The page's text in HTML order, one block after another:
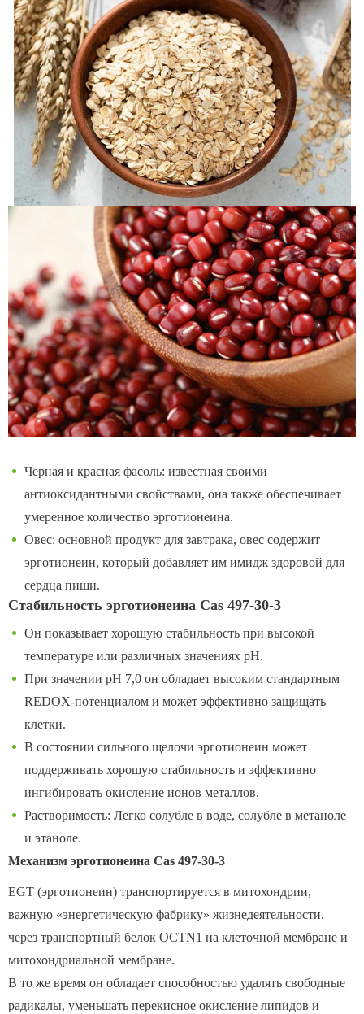
Черная и красная фасоль: известная своими
антиоксидантными свойствами, она также обеспечивает
умеренное количество эрготионеина.
Овес: основной продукт для завтрака, овес содержит
эрготионеин, который добавляет им имидж здоровой для
сердца пищи.
Стабильность эрготионеина Cas 497-30-3
Он показывает хорошую стабильность при высокой
температуре или различных значениях pH.
При значении pH 7,0 он обладает высоким стандартным
REDOX-потенциалом и может эффективно защищать
клетки.
В состоянии сильного щелочи эрготионеин может
поддерживать хорошую стабильность и эффективно
ингибировать окисление ионов металлов.
Растворимость: Легко солубле в воде, солубле в метаноле
и этаноле.
Механизм эрготионеина Cas 497-30-3
EGT (эрготионеин) транспортируется в митохондрии,
важную «энергетическую фабрику» жизнедеятельности,
через транспортный белок OCTN1 на клеточной мембране и
митохондриальной мембране.
В то же время он обладает способностью удалять свободные
радикалы, уменьшать перекисное окисление липидов и